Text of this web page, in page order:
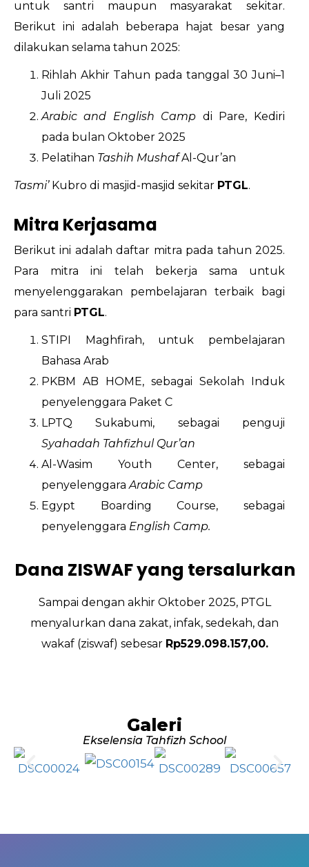
untuk santri maupun masyarakat sekitar.
Berikut ini adalah beberapa hajat besar yang
dilakukan selama tahun 2025:
Rihlah Akhir Tahun pada tanggal 30 Juni–1
Juli 2025
Arabic and English Camp di Pare, Kediri
pada bulan Oktober 2025
Pelatihan Tashih MushafAl-Qur’an
Tasmi’Kubro di masjid-masjid sekitar PTGL.
Mitra Kerjasama
Berikut ini adalah daftar mitra pada tahun 2025.
Para mitra ini telah bekerja sama untuk
menyelenggarakan pembelajaran terbaik bagi
para santri PTGL.
STIPI Maghfirah, untuk pembelajaran
Bahasa Arab
PKBM AB HOME, sebagai Sekolah Induk
penyelenggara Paket C
LPTQ Sukabumi, sebagai penguji
Syahadah Tahfizhul Qur’an
Al-Wasim Youth Center, sebagai
penyelenggaraArabic Camp
Egypt Boarding Course, sebagai
penyelenggara English Camp.
Dana ZISWAF yang tersalurkan
Sampai dengan akhir Oktober 2025, PTGL
menyalurkan dana zakat, infak, sedekah, dan
wakaf (ziswaf) sebesar Rp529.098.157,00.
Galeri
Ekselensia Tahfizh School